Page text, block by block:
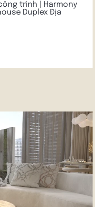
công trình | Harmony
Duplex Địa